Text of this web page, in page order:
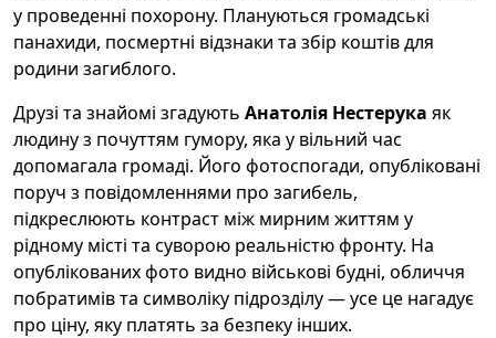
у проведенні похорону. Плануються громадські
панахиди, посмертні відзнаки та збір коштів для
родини загиблого.
Друзі та знайомі згадують Анатолія Нестерука як
людину з почуттям гумору, яка у вільний час
допомагала громаді. Його фотоспогади, опубліковані
поруч з повідомленнями про загибель,
підкреслюють контраст між мирним життям у
рідному місті та суворою реальністю фронту. На
опублікованих фото видно військові будні, обличчя
побратимів та символіку підрозділу — усе це нагадує
про ціну, яку платять за безпеку інших.